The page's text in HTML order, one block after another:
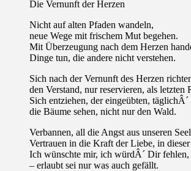
Die Vernunft der Herzen
Nicht auf alten Pfaden wandeln,
neue Wege mit frischem Mut begehen.
Mit Überzeugung nach dem Herzen
Dinge tun, die andere nicht verstehen.
Sich nach der Vernunft des Herzen
den Verstand, nur reservieren, als letzten
Sich entziehen, der eingeübten,
die Bäume sehen, nicht nur den Wald.
Verbannen, all die Angst aus unseren
Vertrauen in die Kraft der Liebe, in
Ich wünschte mir, ich würdÂ´ Dir fehlen,
– erlaubt sei nur was auch gefällt.